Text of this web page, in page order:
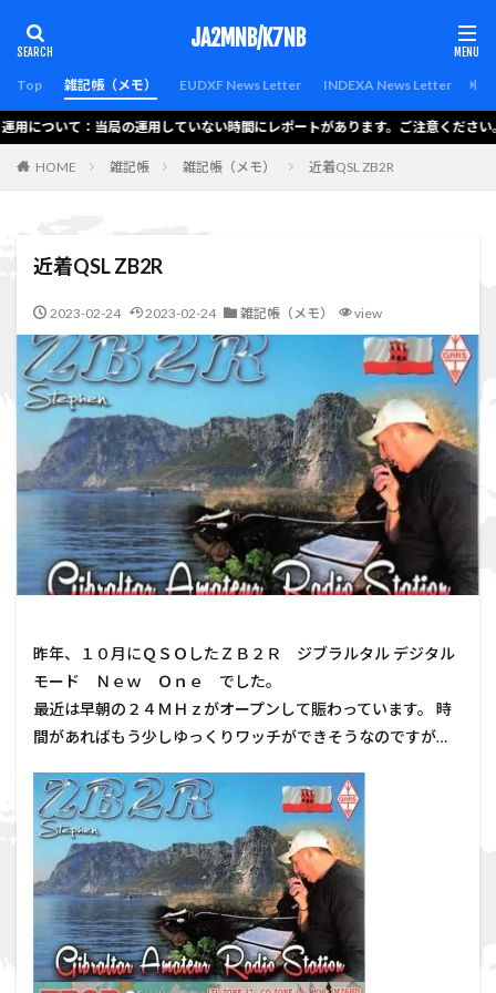
JA2MNB/K7NB
Top 雑記帳（メモ） EUDXF News Letter INDEXA News Letter
ついて：当局の運用していない時間にレポートがあります。ご注意ください。
HOME 雑記帳 雑記帳（メモ） 近着QSL ZB2R
近着QSL ZB2R
2023-02-24 2023-02-24 雑記帳（メモ） view
昨年、１０月にＱＳＯしたＺＢ２Ｒ ジブラルタル デジタル
モード Ｎｅｗ Ｏｎｅ でした。
最近は早朝の２４ＭＨｚがオープンして賑わっています。 時
間があればもう少しゆっくりワッチができそうなのですが…
検索